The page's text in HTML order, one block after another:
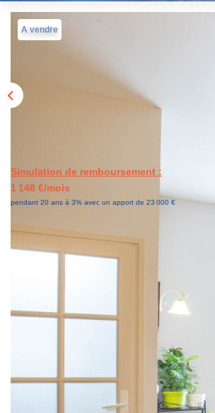
CONTACT
A vendre
Simulation de remboursement :
1 148 €/mois
pendant 20 ans à 3% avec un apport de 23 000 €
Votre agence HOP HOME est heureuse
en Exclusivité, cette maison de ville
Roubaix, à proximité des commodités,
des axes principaux ! D'une surface
pour environ 130m2 de surface utile, cette
présente comme suit :